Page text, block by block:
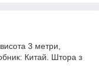
3 метри,
Китай. Штора з